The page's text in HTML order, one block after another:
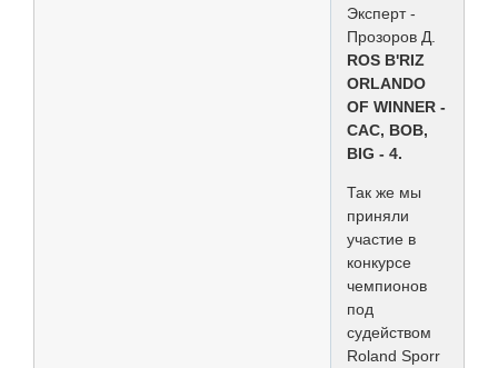
Эксперт -
Прозоров Д.
ROS B'RIZ
ORLANDO
OF WINNER -
CAC, BOB,
BIG - 4.
Так же мы
приняли
участие в
конкурсе
чемпионов
под
судейством
Roland Sporr